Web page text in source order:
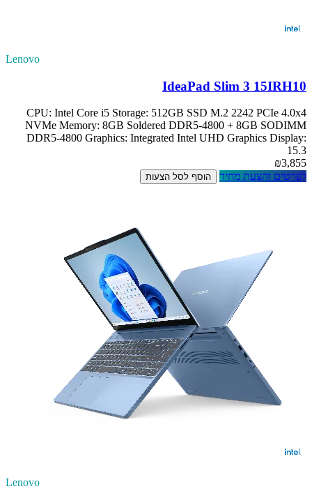
Lenovo
IdeaPad Slim 3 15IRH10
CPU: Intel Core i5 Storage: 512GB SSD M.2 2242 PCIe 4.0x4
NVMe Memory: 8GB Soldered DDR5-4800 + 8GB SODIMM
DDR5-4800 Graphics: Integrated Intel UHD Graphics Display:
15.3
₪3,855
לפרטים והצעת מחיר
הוסף לסל הצעות
Lenovo